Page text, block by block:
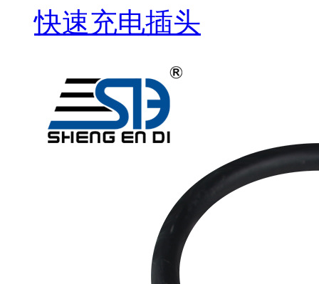
快速充电插头